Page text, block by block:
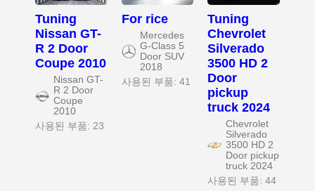
Tuning
Nissan GT-
R 2 Door
Coupe 2010
Nissan GT-
R 2 Door
Coupe
2010
사용된 부품: 23
For rice
Mercedes
G-Class 5
Door SUV
2018
사용된 부품: 41
Tuning
Chevrolet
Silverado
3500 HD 2
Door
pickup
truck 2024
Chevrolet
Silverado
3500 HD 2
Door pickup
truck 2024
사용된 부품: 44